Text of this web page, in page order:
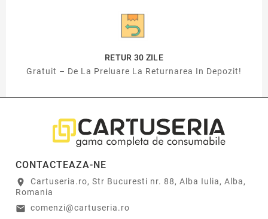
RETUR 30 ZILE
Gratuit – De La Preluare La Returnarea In Depozit!
CONTACTEAZA-NE
location_on
Cartuseria.ro, Str Bucuresti nr. 88, Alba Iulia, Alba,
Romania
email comenzi@cartuseria.ro